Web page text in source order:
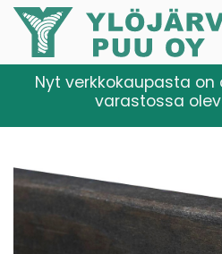
Nyt verkkokaupasta
varastossa